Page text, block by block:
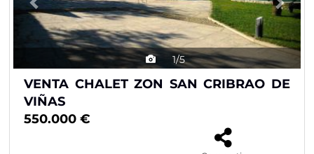
1/5
VENTA CHALET ZON SAN CRIBRAO DE
VIÑAS
550.000 €